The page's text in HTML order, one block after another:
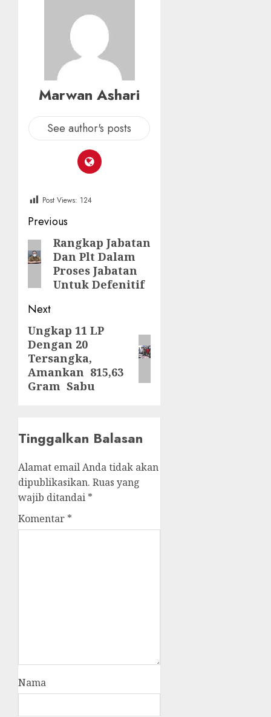
Marwan Ashari
See author's posts
Post Views: 124
Post
navigation
Previous
Previous
post:
Rangkap Jabatan
Dan Plt Dalam
Proses Jabatan
Untuk Defenitif
Next
Next
post:
Ungkap 11 LP
Dengan 20
Tersangka,
Amankan 815,63
Gram Sabu
Tinggalkan Balasan
Alamat email Anda tidak akan
dipublikasikan. Ruas yang
wajib ditandai *
Komentar *
Nama